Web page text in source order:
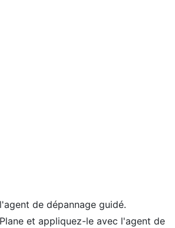
de dépannage guidé.
et appliquez-le avec l'agent de